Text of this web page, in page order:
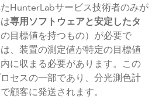
HunterLabサービス技術者のみが
専用ソフトウェアと安定したタ
目標値を持つもの）が必要で
、装置の測定値が特定の目標値
に収まる必要があります。この
セスの一部であり、分光測色計
顧客に発送されます。